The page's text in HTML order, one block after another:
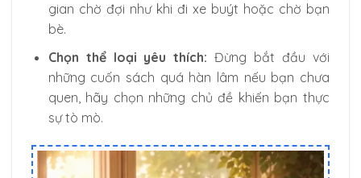
gian chờ đợi như khi đi xe buýt hoặc chờ bạn
bè.
Chọn thể loại yêu thích: Đừng bắt đầu với
những cuốn sách quá hàn lâm nếu bạn chưa
quen, hãy chọn những chủ đề khiến bạn thực
sự tò mò.